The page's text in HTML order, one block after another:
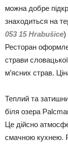
можна добре
знаходиться на
053 15 Hrabušice)
Ресторан
страви
м’ясних страв.
Теплий та
біля озера
Це дійсно
смачною кухнею.